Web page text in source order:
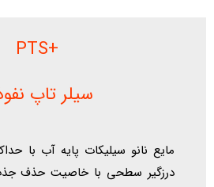
+PTS
سیلر تاپ
درزگیر سطحی با خاصیت حذف